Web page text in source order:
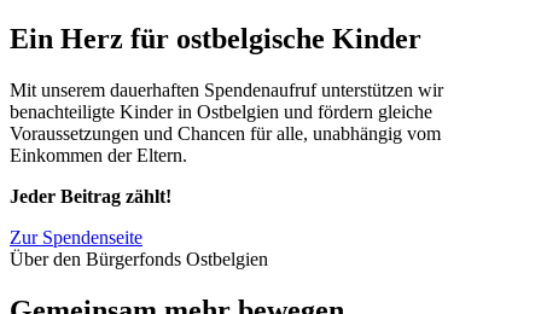
Ein Herz für ostbelgische Kinder
Mit unserem dauerhaften Spendenaufruf unterstützen wir
benachteiligte Kinder in Ostbelgien und fördern gleiche
Voraussetzungen und Chancen für alle, unabhängig vom
Einkommen der Eltern.
Jeder Beitrag zählt!
Zur Spendenseite
Über den Bürgerfonds Ostbelgien